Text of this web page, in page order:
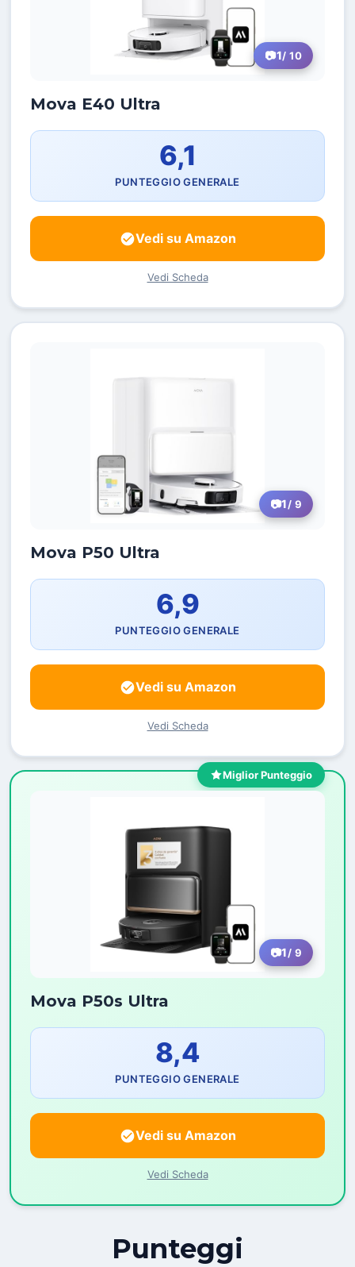
1/ 10
Mova E40 Ultra
6,1
PUNTEGGIO GENERALE
Vedi su Amazon
Vedi Scheda
1/ 9
Mova P50 Ultra
6,9
PUNTEGGIO GENERALE
Vedi su Amazon
Vedi Scheda
Miglior Punteggio
1/ 9
Mova P50s Ultra
8,4
PUNTEGGIO GENERALE
Vedi su Amazon
Vedi Scheda
Punteggi